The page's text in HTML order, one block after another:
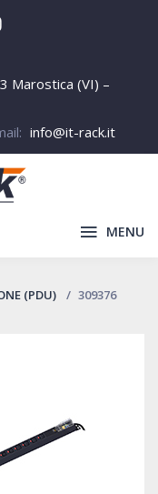
Marostica (VI) –
info@it-rack.it
MENU
(PDU) 309376